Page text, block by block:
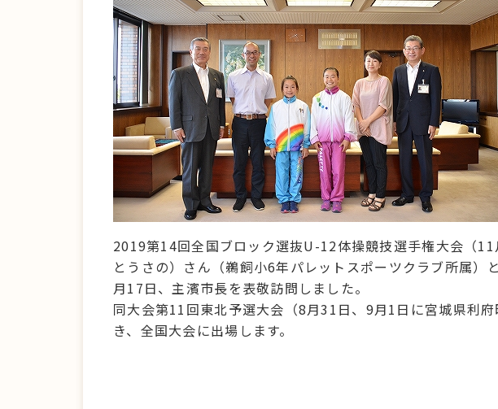
2019第14回全国ブロック選抜U-12体操競技選手権大会（
とうさの）さん（鵜飼小6年パレットスポーツクラブ所属
月17日、主濱市長を表敬訪問しました。
同大会第11回東北予選大会（8月31日、9月1日に宮城県利
き、全国大会に出場します。